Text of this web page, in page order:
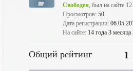
Свободен, был на сайте
Просмотров: 50
Дата регистрации:
На сайте: 14 года 3 месяца
Общий рейтинг 1